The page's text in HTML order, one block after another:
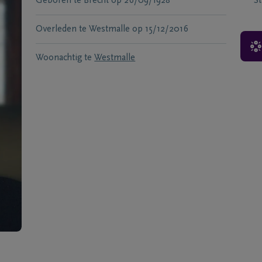
Overleden te Westmalle op 15/12/2016
Woonachtig te Westmalle